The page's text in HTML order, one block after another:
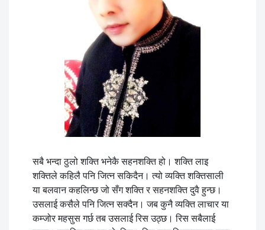
सबै भन्दा ठुलो शक्ति भनेकै सहनशक्ति हो। शक्ति लाइ
शक्तिले कहिलै पनि जित्न सकिदैन। त्यो व्यक्ति शक्तिसाली
या बलवान कहलिन्छ जो सँग शक्ति र सहनशक्ति दुवै हुन्छ।
उसलाई कसैले पनि जित्न सक्दैन। जब कुनै व्यक्ति लाचार या
कम्जोर महसुस गर्छ तब उसलाई रिस उठ्छ। रिस सबैलाई